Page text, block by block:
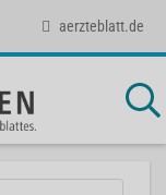
aerzteblatt.de